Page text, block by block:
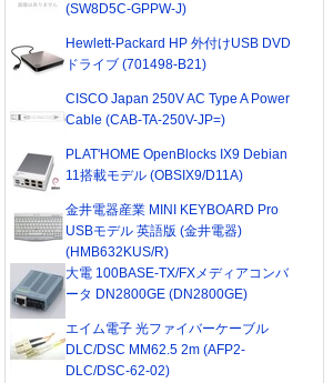
(SW8D5C-GPPW-J)
Hewlett-Packard HP 外付けUSB DVD
ドライブ (701498-B21)
CISCO Japan 250V AC Type A Power
Cable (CAB-TA-250V-JP=)
PLAT'HOME OpenBlocks IX9 Debian
11搭載モデル (OBSIX9/D11A)
金井電器産業 MINI KEYBOARD Pro
USBモデル 英語版 (金井電器)
(HMB632KUS/R)
大電 100BASE-TX/FXメディアコンバ
ータ DN2800GE (DN2800GE)
エイム電子 光ファイバーケーブル
DLC/DSC MM62.5 2m (AFP2-
DLC/DSC-62-02)